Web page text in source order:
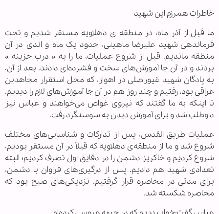
خاطرات هم‎رزم اين شهید
ما قبل از آذر ماه، در منطقه ی دهلاویه مستقر شدیم و تحت
فرماندهی شهید علیرضا ماهینی، حدود یک ماه و اندی در آن
منطقه ماندیم. قبل از شروع عملیات، ما را به « درب خزینه »
بردند و در آن جا آموزش‌های سخت و فشرده‌ای دادند. بعد از آن،
به پادگان شهید غیوراصلی در اهواز، که محل استقرار مجاهدین
عراقی بود، رفتیم و چند روز هم در آن جا آموزش‌های لازم را ‏دیدیم.
تا اینکه به ما گفتند که نیروی غواص می‌خواهند و عباس نیز
داوطلب شد و برای آموزش دیدن به سوسنگرد رفت.
عملیات طریق القدس، پس از تدارکات و شناسایی‌های مختلف
شروع شد و ‏ما از منطقه‌ی دهلاویه که قبلاً در آن مستقر بودیم،
شروع کردیم و خاکریز دشمن را در دقایق اول تصرف کردیم؛ البته
تعدادی شهید هم دادیم. پس از درگیری‌های فراوان با دشمن،
برای مدتی در محاصره قرار گرفتیم. نزدیکی‌های صبح بود که
محاصره شکسته شد.